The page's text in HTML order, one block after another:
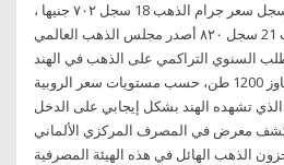
الذهب خلال تعاملات اليوم . وسجل سعر جرام الذهب 18 سجل ٧٠٢ جنيها ،
فيما سجل سعر جرام الذهب 21 سجل ٨٢٠ أصدر مجلس الذهب العالمي
السنوي التراكمي على الذهب في الهند
سيزداد بحلول عام 2020 ليتجاوز 1200 طن، حسب مستويات سعر الروبية
الذي تشهده الهند بشكل إيجابي على الدخل
معرض في المصرف المركزي الألماني
الذهب الهائل في هذه الهيئة المصرفية